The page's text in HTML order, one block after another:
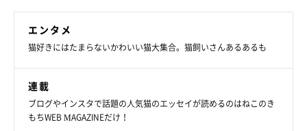
エンタメ
猫好きにはたまらないかわいい猫大集合。猫飼いさんあるあるも
連載
ブログやインスタで話題の人気猫のエッセイが読めるのはねこのき
もちWEB MAGAZINEだけ！